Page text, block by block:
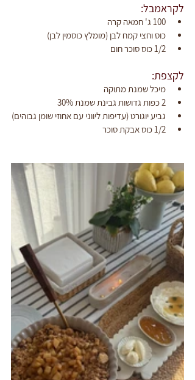
לקראמבל:
100 ג' חמאה קרה
כוס וחצי קמח לבן (מומלץ כוסמין לבן)
1/2 כוס סוכר חום
לקצפת:
מיכל שמנת מתוקה
2 כפות גדושות גבינת שמנת 30%
גביע יוגורט (עדיפות ליווני עם אחוזי שומן גבוהים)
1/2 כוס אבקת סוכר